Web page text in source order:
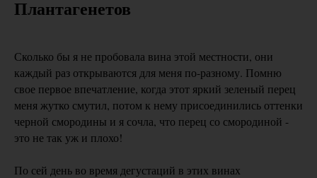
Плантагенетов
Сколько бы я не пробовала вина этой местности, они
каждый раз открываются для меня по-разному. Помню
свое первое впечатление, когда этот яркий зеленый перец
меня жутко смутил, потом к нему присоединились оттенки
черной смородины и я сочла, что перец со смородиной -
это не так уж и плохо!
По сей день во время дегустаций в этих винах